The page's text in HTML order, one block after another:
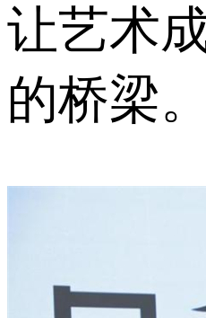
让艺术
的桥梁。